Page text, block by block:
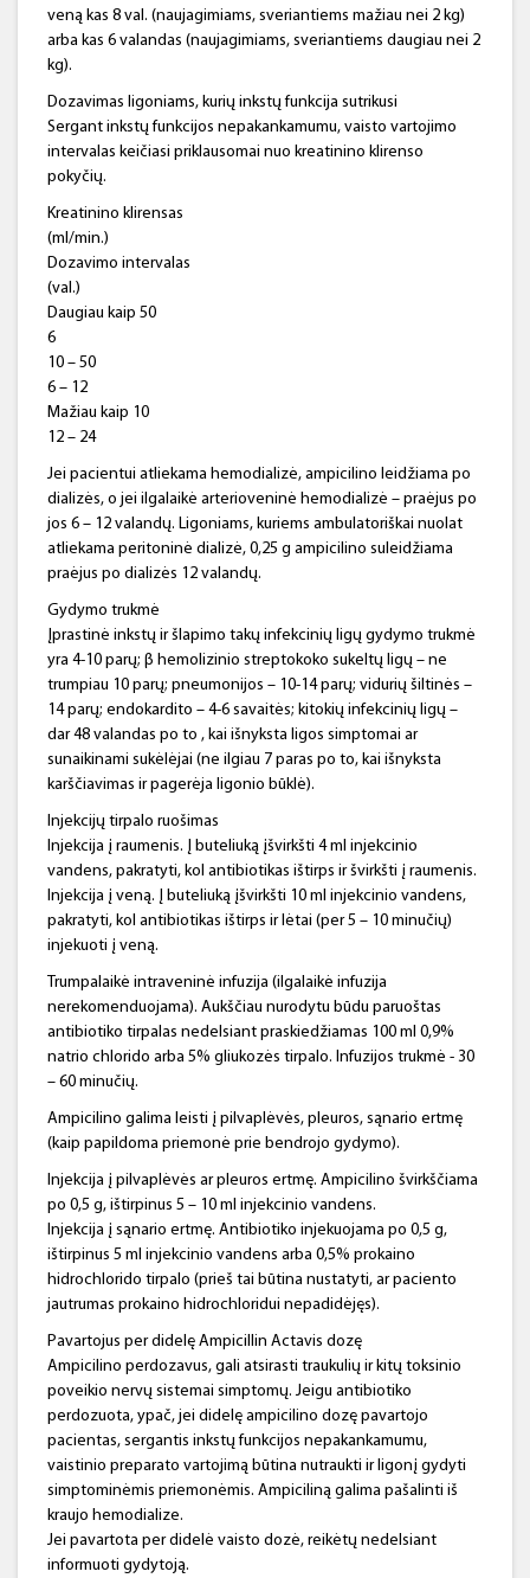
veną kas 8 val. (naujagimiams, sveriantiems mažiau nei 2 kg)
arba kas 6 valandas (naujagimiams, sveriantiems daugiau nei 2
kg).
Dozavimas ligoniams, kurių inkstų funkcija sutrikusi
Sergant inkstų funkcijos nepakankamumu, vaisto vartojimo
intervalas keičiasi priklausomai nuo kreatinino klirenso
pokyčių.
Kreatinino klirensas
(ml/min.)
Dozavimo intervalas
(val.)
Daugiau kaip 50
6
10 – 50
6 – 12
Mažiau kaip 10
12 – 24
Jei pacientui atliekama hemodializė, ampicilino leidžiama po
dializės, o jei ilgalaikė arterioveninė hemodializė – praėjus po
jos 6 – 12 valandų. Ligoniams, kuriems ambulatoriškai nuolat
atliekama peritoninė dializė, 0,25 g ampicilino suleidžiama
praėjus po dializės 12 valandų.
Gydymo trukmė
Įprastinė inkstų ir šlapimo takų infekcinių ligų gydymo trukmė
yra 4-10 parų; β hemolizinio streptokoko sukeltų ligų – ne
trumpiau 10 parų; pneumonijos – 10-14 parų; vidurių šiltinės –
14 parų; endokardito – 4-6 savaitės; kitokių infekcinių ligų –
dar 48 valandas po to , kai išnyksta ligos simptomai ar
sunaikinami sukėlėjai (ne ilgiau 7 paras po to, kai išnyksta
karščiavimas ir pagerėja ligonio būklė).
Injekcijų tirpalo ruošimas
Injekcija į raumenis. Į buteliuką įšvirkšti 4 ml injekcinio
vandens, pakratyti, kol antibiotikas ištirps ir švirkšti į raumenis.
Injekcija į veną. Į buteliuką įšvirkšti 10 ml injekcinio vandens,
pakratyti, kol antibiotikas ištirps ir lėtai (per 5 – 10 minučių)
injekuoti į veną.
Trumpalaikė intraveninė infuzija (ilgalaikė infuzija
nerekomenduojama). Aukščiau nurodytu būdu paruoštas
antibiotiko tirpalas nedelsiant praskiedžiamas 100 ml 0,9%
natrio chlorido arba 5% gliukozės tirpalo. Infuzijos trukmė - 30
– 60 minučių.
Ampicilino galima leisti į pilvaplėvės, pleuros, sąnario ertmę
(kaip papildoma priemonė prie bendrojo gydymo).
Injekcija į pilvaplėvės ar pleuros ertmę. Ampicilino švirkščiama
po 0,5 g, ištirpinus 5 – 10 ml injekcinio vandens.
Injekcija į sąnario ertmę. Antibiotiko injekuojama po 0,5 g,
ištirpinus 5 ml injekcinio vandens arba 0,5% prokaino
hidrochlorido tirpalo (prieš tai būtina nustatyti, ar paciento
jautrumas prokaino hidrochloridui nepadidėjęs).
Pavartojus per didelę Ampicillin Actavis dozę
Ampicilino perdozavus, gali atsirasti traukulių ir kitų toksinio
poveikio nervų sistemai simptomų. Jeigu antibiotiko
perdozuota, ypač, jei didelę ampicilino dozę pavartojo
pacientas, sergantis inkstų funkcijos nepakankamumu,
vaistinio preparato vartojimą būtina nutraukti ir ligonį gydyti
simptominėmis priemonėmis. Ampiciliną galima pašalinti iš
kraujo hemodialize.
Jei pavartota per didelė vaisto dozė, reikėtų nedelsiant
informuoti gydytoją.